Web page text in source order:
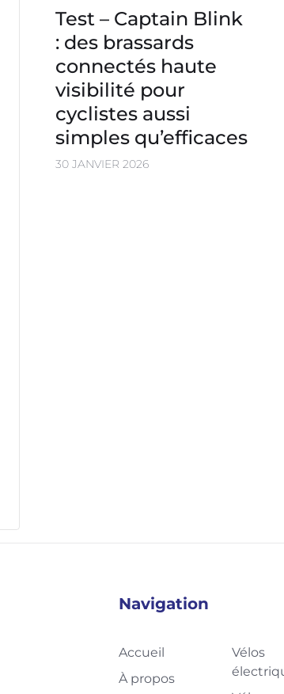
Test – Captain Blink
: des brassards
connectés haute
visibilité pour
cyclistes aussi
simples qu’efficaces
30 JANVIER 2026
Navigation
Accueil
À propos
Vélos